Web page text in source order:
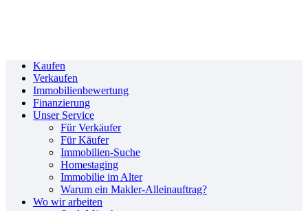
Kaufen
Verkaufen
Immobilienbewertung
Finanzierung
Unser Service
Für Verkäufer
Für Käufer
Immobilien-Suche
Homestaging
Immobilie im Alter
Warum ein Makler-Alleinauftrag?
Wo wir arbeiten